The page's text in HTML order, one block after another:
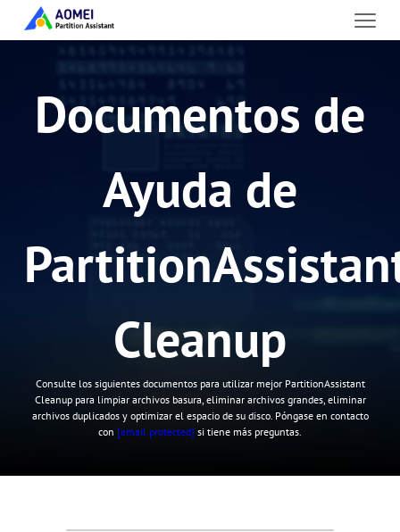
Documentos de
Ayuda de
Cleanup
Consulte los siguientes documentos para utilizar mejor PartitionAssistant
Cleanup para limpiar archivos basura, eliminar archivos grandes, eliminar
archivos duplicados y optimizar el espacio de su disco. Póngase en contacto
con [email protected] si tiene más preguntas.